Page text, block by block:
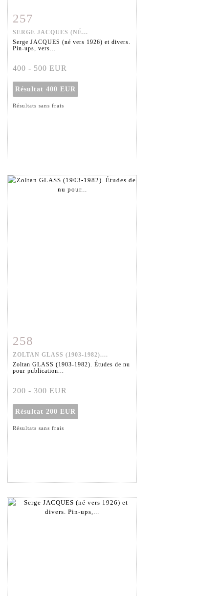
Fiche détaillée
257
SERGE JACQUES (NÉ...
Serge JACQUES (né vers 1926) et divers.
Pin-ups, vers...
400 - 500 EUR
Résultat 400 EUR
Résultats sans frais
Fiche détaillée
258
ZOLTAN GLASS (1903-1982)....
Zoltan GLASS (1903-1982). Études de nu
pour publication...
200 - 300 EUR
Résultat 200 EUR
Résultats sans frais